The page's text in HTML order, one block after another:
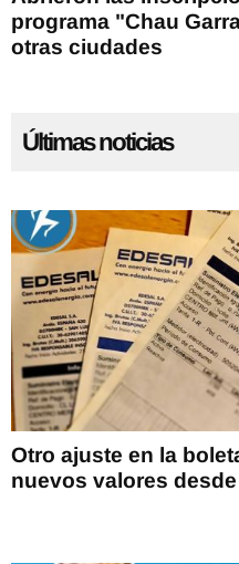
programa "Chau
otras ciudades
Últimas noticias
Otro ajuste en la
nuevos valores